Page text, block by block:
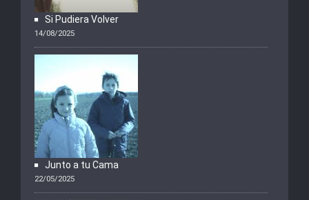
Si Pudiera Volver
14/08/2025
Junto a tu Cama
22/05/2025